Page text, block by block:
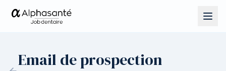
Email de prospection